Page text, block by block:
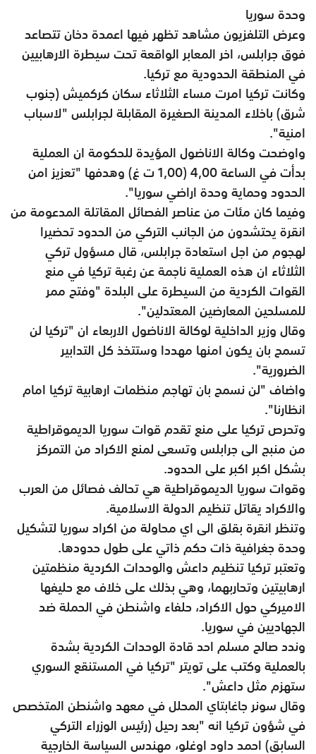
وحدة سوريا
وعرض التلفزيون مشاهد تظهر فيها اعمدة دخان تتصاعد
فوق جرابلس، اخر المعابر الواقعة تحت سيطرة الارهابيين
في المنطقة الحدودية مع تركيا.
وكانت تركيا امرت مساء الثلاثاء سكان كركميش (جنوب
شرق) باخلاء المدينة الصغيرة المقابلة لجرابلس "لاسباب
امنية".
واوضحت وكالة الاناضول المؤيدة للحكومة ان العملية
بدأت في الساعة 4,00 (1,00 ت غ) وهدفها "تعزيز امن
الحدود وحماية وحدة اراضي سوريا".
وفيما كان مئات من عناصر الفصائل المقاتلة المدعومة من
انقرة يحتشدون من الجانب التركي من الحدود تحضيرا
لهجوم من اجل استعادة جرابلس، قال مسؤول تركي
الثلاثاء ان هذه العملية ناجمة عن رغبة تركيا في منع
القوات الكردية من السيطرة على البلدة "وفتح ممر
للمسلحين المعارضين المعتدلين".
وقال وزير الداخلية لوكالة الاناضول الاربعاء ان "تركيا لن
تسمح بان يكون امنها مهددا وستتخذ كل التدابير
الضرورية".
واضاف "لن نسمح بان تهاجم منظمات ارهابية تركيا امام
انظارنا".
وتحرص تركيا على منع تقدم قوات سوريا الديموقراطية
من منبج الى جرابلس وتسعى لمنع الاكراد من التمركز
بشكل اكبر اكبر على الحدود.
وقوات سوريا الديموقراطية هي تحالف فصائل من العرب
والاكراد يقاتل تنظيم الدولة الاسلامية.
وتنظر انقرة بقلق الى اي محاولة من اكراد سوريا لتشكيل
وحدة جغرافية ذات حكم ذاتي على طول حدودها.
وتعتبر تركيا تنظيم داعش والوحدات الكردية منظمتين
ارهابيتين وتحاربهما، وهي بذلك على خلاف مع حليفها
الاميركي حول الاكراد، حلفاء واشنطن في الحملة ضد
الجهاديين في سوريا.
وندد صالح مسلم احد قادة الوحدات الكردية بشدة
بالعملية وكتب على تويتر "تركيا في المستنقع السوري
ستهزم مثل داعش".
وقال سونر جاغابتاي المحلل في معهد واشنطن المتخصص
في شؤون تركيا انه "بعد رحيل (رئيس الوزراء التركي
السابق) احمد داود اوغلو، مهندس السياسة الخارجية